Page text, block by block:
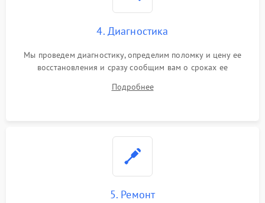
4. Диагностика
Мы проведем диагностику, определим поломку и цену ее
восстановления и сразу сообщим вам о сроках ее
Подробнее
5. Ремонт